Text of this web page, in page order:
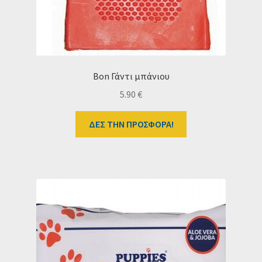
Bon Γάντι μπάνιου
5.90 €
ΔΕΣ ΤΗΝ ΠΡΟΣΦΟΡΑ!